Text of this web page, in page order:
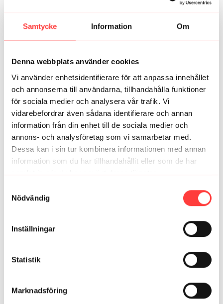
Samtycke Information Om
Denna webbplats använder cookies
Vi använder enhetsidentifierare för att anpassa innehållet
och annonserna till användarna, tillhandahålla funktioner
för sociala medier och analysera vår trafik. Vi
vidarebefordrar även sådana identifierare och annan
information från din enhet till de sociala medier och
annons- och analysföretag som vi samarbetar med.
Dessa kan i sin tur kombinera informationen med annan
information som du har tillhandahållit eller som de har
Nödvändig
Inställningar
Statistik
Marknadsföring
3 Visa svar (1)
Mycket bra lägenhetspass!! 😅
1 Visa svar (1)
Sara K. februari 26, 2024
Ett riktigt bra pass! Så bra med ett pass utan hopp, där
det ändå går att få upp flåset rejält.
1 Visa svar (1)
Sofia G. februari 25, 2024
”övergripande” cirkel. Kul variation på övningarna!
Elisabeth L.
Elin G. februari 22, 2024
Ett jätteskönt flås pass, så glad över era pass dem får